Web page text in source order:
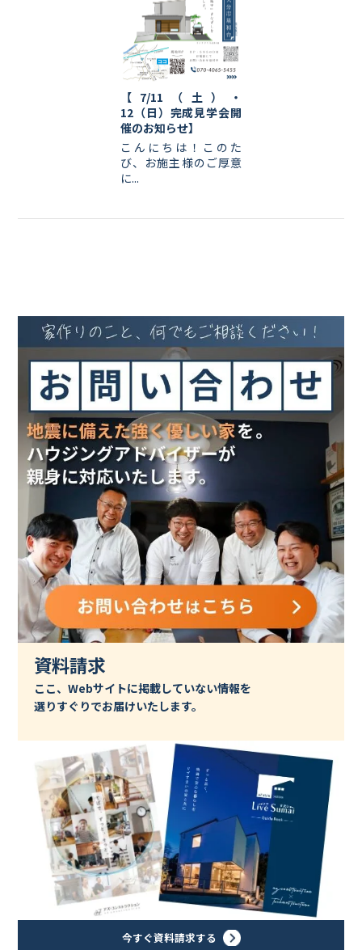
【7/11（土）・
12（日）完成見学会開
催のお知らせ】
こんにちは！このた
び、お施主様のご厚意
に...
資料請求
ここ、Webサイトに掲載していない情報を
選りすぐりでお届けいたします。
今すぐ資料請求する